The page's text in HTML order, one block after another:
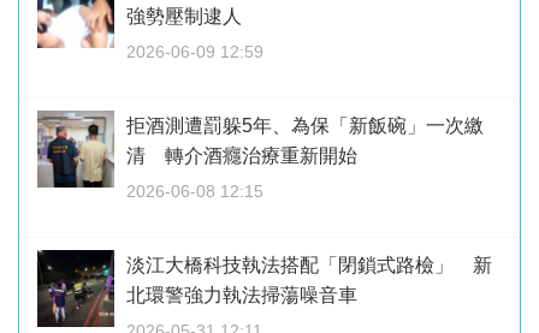
強勢壓制逮人
2026-06-09 12:59
拒酒測遭罰躲5年、為保「新飯碗」一次繳
清 轉介酒癮治療重新開始
2026-06-08 12:15
淡江大橋科技執法搭配「閉鎖式路檢」 新
北環警強力執法掃蕩噪音車